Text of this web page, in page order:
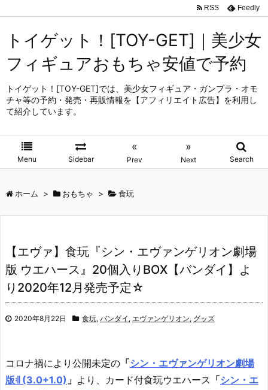
トイゲット！[TOY-GET]｜美少女
フィギュアおもちゃ安値で予約
トイゲット！[TOY-GET]では、美少女フィギュア・ガンプラ・オモ
チャ等の予約・発売・再販情報を【アフィリエイト広告】を利用し
て紹介しています。
Menu Sidebar
«
Prev
»
Next Search
RSS Feedly
ホーム > おもちゃ > 食玩
【エヴァ】食玩『シン・エヴァンゲリオン劇場
版 ウエハース』20個入りBOX【バンダイ】よ
り2020年12月発売予定☆
2020年8月22日 食玩, バンダイ , エヴァンゲリオン, グッズ
コロナ禍により公開未定の 「シン・エヴァンゲリオン劇場
版𝄇 (3.0+1.0) 」 より、 カード付食玩ウエハース 「シン・エ